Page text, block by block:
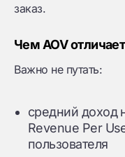
заказ.
Чем AOV
Важно не путать:
средний доход
Revenue Per
пользователя